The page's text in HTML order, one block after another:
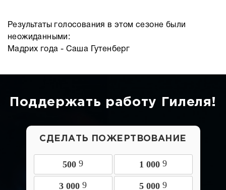
Результаты голосования в этом сезоне были
неожиданными:
Мадрих года - Саша Гутенберг
Поддержать работу Гилеля!
СДЕЛАТЬ ПОЖЕРТВОВАНИЕ
500 9 1 000 9
3 000 9 5 000 9